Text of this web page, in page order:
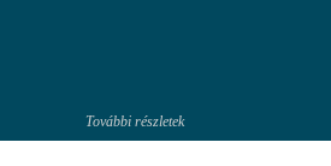
További részletek